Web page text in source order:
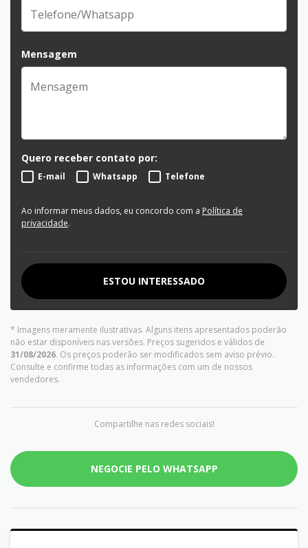
Mensagem
Quero receber contato por:
E-mail Whatsapp Telefone
Ao informar meus dados, eu concordo com a Política de
privacidade.
ESTOU INTERESSADO
* Imagens meramente ilustrativas. Alguns itens apresentados poderão
não estar disponíveis nas versões. Preços sugeridos e válidos de
31/08/2026. Os preços poderão ser modificados sem aviso prévio.
Consulte e confirme todas as informações com um de nossos
vendedores.
Compartilhe nas redes sociais!
NEGOCIE PELO WHATSAPP